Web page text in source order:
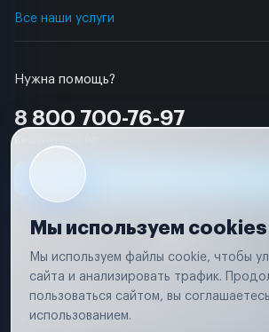
Нужна помощь?
8 800 700-76-97
Все наши услуги
Условия использования
Вся информация, представленная на сайте,
соответствии с положениями статьи 437 (п. 2)
Мы используем cookies
Мы используем файлы cookie, чтобы
сайта и анализировать трафик.
пользоваться сайтом, вы
использованием.